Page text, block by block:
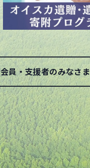
会員・支援者のみなさま